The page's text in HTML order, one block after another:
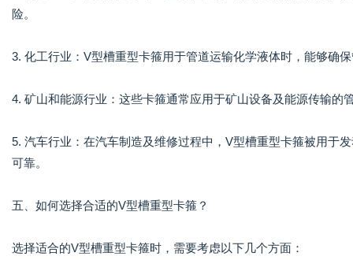
险。
3. 化工行业：V型槽重型卡箍用于管道运输化学液体时，能够确
4. 矿山和能源行业：这些卡箍通常应用于矿山设备及能源传输的
5. 汽车行业：在汽车制造及维修过程中，V型槽重型卡箍被用于
可靠。
五、如何选择合适的V型槽重型卡箍？
选择适合的V型槽重型卡箍时，需要考虑以下几个方面：